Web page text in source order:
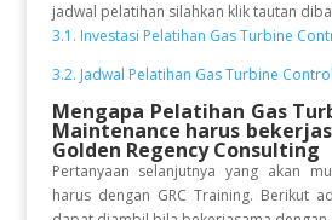
jadwal pelatihan silahkan klik tautan
3.1. Investasi Pelatihan Gas Turbine
3.2. Jadwal Pelatihan Gas Turbine
Mengapa Pelatihan Gas
Maintenance harus
Golden Regency Consulting
Pertanyaan selanjutnya yang akan
harus dengan GRC Training. Berikut